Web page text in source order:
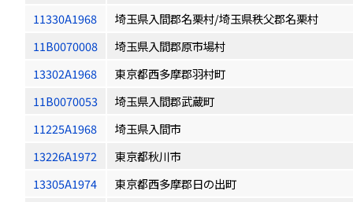
11330A1968
埼玉県入間郡名栗村/埼玉県秩父郡名栗村
11B0070008
埼玉県入間郡原市場村
13302A1968
東京都西多摩郡羽村町
11B0070053
埼玉県入間郡武蔵町
11225A1968
埼玉県入間市
13226A1972
東京都秋川市
13305A1974
東京都西多摩郡日の出町